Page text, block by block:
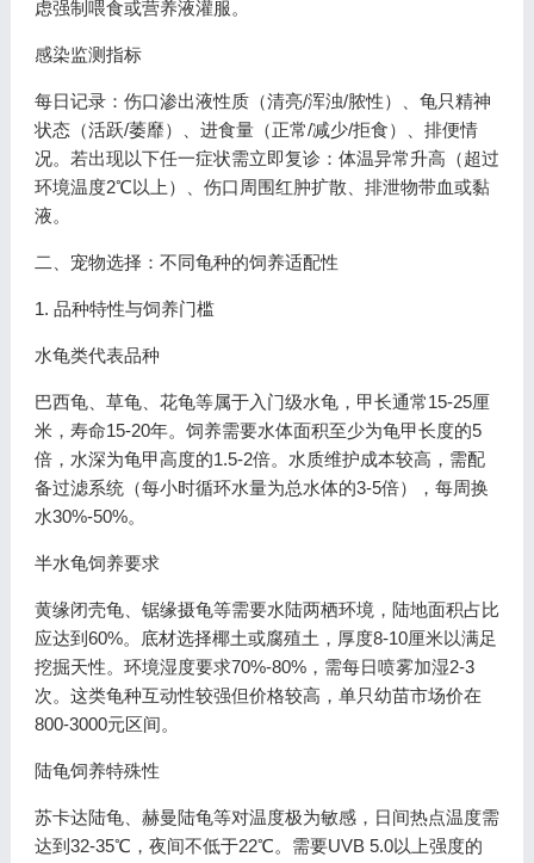
虑强制喂食或营养液灌服。
感染监测指标
每日记录：伤口渗出液性质（清亮/浑浊/脓性）、龟只精神
状态（活跃/萎靡）、进食量（正常/减少/拒食）、排便情
况。若出现以下任一症状需立即复诊：体温异常升高（超过
环境温度2℃以上）、伤口周围红肿扩散、排泄物带血或黏
液。
二、宠物选择：不同龟种的饲养适配性
1. 品种特性与饲养门槛
水龟类代表品种
巴西龟、草龟、花龟等属于入门级水龟，甲长通常15-25厘
米，寿命15-20年。饲养需要水体面积至少为龟甲长度的5
倍，水深为龟甲高度的1.5-2倍。水质维护成本较高，需配
备过滤系统（每小时循环水量为总水体的3-5倍），每周换
水30%-50%。
半水龟饲养要求
黄缘闭壳龟、锯缘摄龟等需要水陆两栖环境，陆地面积占比
应达到60%。底材选择椰土或腐殖土，厚度8-10厘米以满足
挖掘天性。环境湿度要求70%-80%，需每日喷雾加湿2-3
次。这类龟种互动性较强但价格较高，单只幼苗市场价在
800-3000元区间。
陆龟饲养特殊性
苏卡达陆龟、赫曼陆龟等对温度极为敏感，日间热点温度需
达到32-35℃，夜间不低于22℃。需要UVB 5.0以上强度的